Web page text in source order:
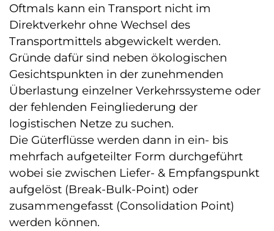
Oftmals kann ein Transport nicht im
Direktverkehr ohne Wechsel des
Transportmittels abgewickelt werden.
Gründe dafür sind neben ökologischen
Gesichtspunkten in der zunehmenden
Überlastung einzelner Verkehrssysteme oder
der fehlenden Feingliederung der
logistischen Netze zu suchen.
Die Güterflüsse werden dann in ein- bis
mehrfach aufgeteilter Form durchgeführt
wobei sie zwischen Liefer- & Empfangspunkt
aufgelöst (Break-Bulk-Point) oder
zusammengefasst (Consolidation Point)
werden können.